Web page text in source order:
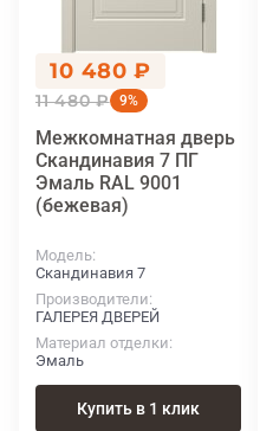
10 480 ₽
11 480 ₽ 9%
Межкомнатная дверь
Скандинавия 7 ПГ
Эмаль RAL 9001
(бежевая)
Модель
Скандинавия 7
Производители
ГАЛЕРЕЯ ДВЕРЕЙ
Материал отделки
Эмаль
Купить в 1 клик